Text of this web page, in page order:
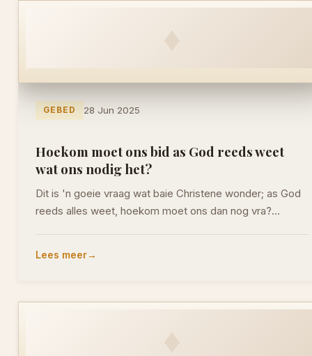
GEBED 28 Jun 2025
Hoekom moet ons bid as God reeds weet
wat ons nodig het?
Dit is 'n goeie vraag wat baie Christene wonder; as God
reeds alles weet, hoekom moet ons dan nog vra?…
Lees meer